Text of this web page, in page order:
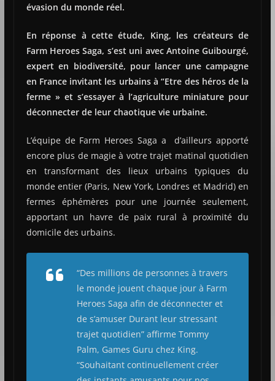
évasion du monde réel.
En réponse à cette étude, King, les créateurs de
Farm Heroes Saga, s’est uni avec Antoine Guibourgé,
expert en biodiversité, pour lancer une campagne
en France invitant les urbains à “Etre des héros de la
ferme » et s’essayer à l’agriculture miniature pour
déconnecter de leur chaotique vie urbaine.
L’équipe de Farm Heroes Saga a d’ailleurs apporté
encore plus de magie à votre trajet matinal quotidien
en transformant des lieux urbains typiques du
monde entier (Paris, New York, Londres et Madrid) en
fermes éphémères pour une journée seulement,
apportant un havre de paix rural à proximité du
domicile des urbains.
“Des millions de personnes à travers
le monde jouent chaque jour à Farm
Heroes Saga afin de déconnecter et
de s’amuser Durant leur stressant
trajet quotidien” affirme Tommy
Palm, Games Guru chez King.
“Souhaitant continuellement créer